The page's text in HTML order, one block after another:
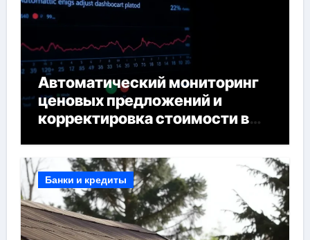
Автоматический мониторинг
ценовых предложений и
корректировка стоимости в
Банки и кредиты